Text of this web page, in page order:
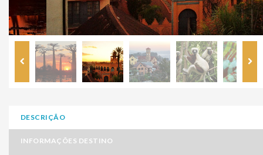
DESCRIÇÃO
INFORMAÇÕES DESTINO